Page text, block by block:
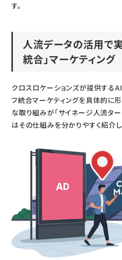
す。
人流データの活用で
統合」マーケティング
クロスロケーションズが提供する
フ統合マーケティングを具体的に
な取り組みが「サイネージ人流ター
はその仕組みを分かりやすく紹介し